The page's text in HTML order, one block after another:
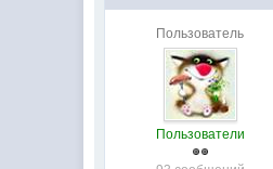
Пользователь
Пользователи